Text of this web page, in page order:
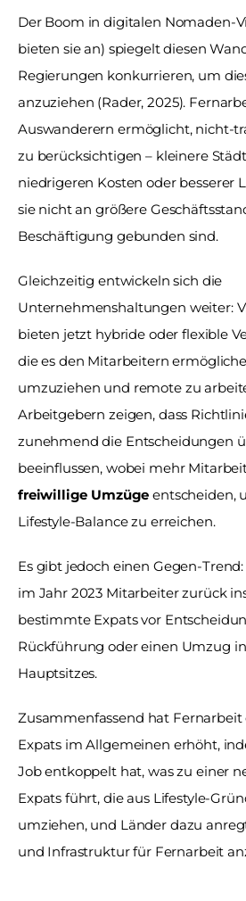
Der Boom in digitalen Nomaden-
bieten sie an) spiegelt diesen
Regierungen konkurrieren, um
anzuziehen (Rader, 2025).
Auswanderern ermöglicht, nicht-
zu berücksichtigen – kleinere
niedrigeren Kosten oder besserer
sie nicht an größere
Beschäftigung gebunden sind.
Gleichzeitig entwickeln sich die
Unternehmenshaltungen weiter:
bieten jetzt hybride oder flexible
die es den Mitarbeitern
umzuziehen und remote zu
Arbeitgebern zeigen, dass
zunehmend die Entscheidungen
freiwillige Umzüge entscheiden,
Lifestyle-Balance zu erreichen.
Es gibt jedoch einen Gegen-
im Jahr 2023 Mitarbeiter zurück
bestimmte Expats vor
Rückführung oder einen Umzug
Hauptsitzes.
Zusammenfassend hat
Expats im Allgemeinen erhöht,
Job entkoppelt hat, was zu einer
Expats führt, die aus Lifestyle-
umziehen, und Länder dazu
und Infrastruktur für Fernarbeit